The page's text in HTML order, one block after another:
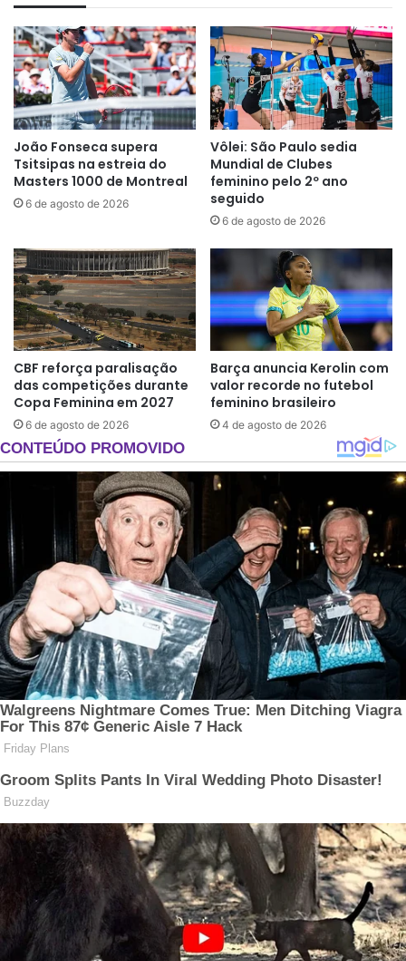
João Fonseca supera
Tsitsipas na estreia do
Masters 1000 de Montreal
6 de agosto de 2026
Vôlei: São Paulo sedia
Mundial de Clubes
feminino pelo 2º ano
seguido
6 de agosto de 2026
CBF reforça paralisação
das competições durante
Copa Feminina em 2027
6 de agosto de 2026
Barça anuncia Kerolin com
valor recorde no futebol
feminino brasileiro
4 de agosto de 2026